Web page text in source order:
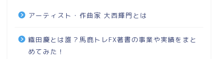
アーティスト・作曲家 大西輝門とは
織田慶とは誰？馬鹿トレFX著書の事業や実績をまと
めてみた！